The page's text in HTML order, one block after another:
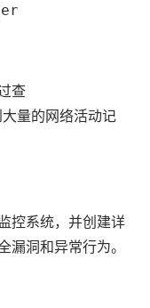
查
量的网络活动记
控系统，并创建详
漏洞和异常行为。